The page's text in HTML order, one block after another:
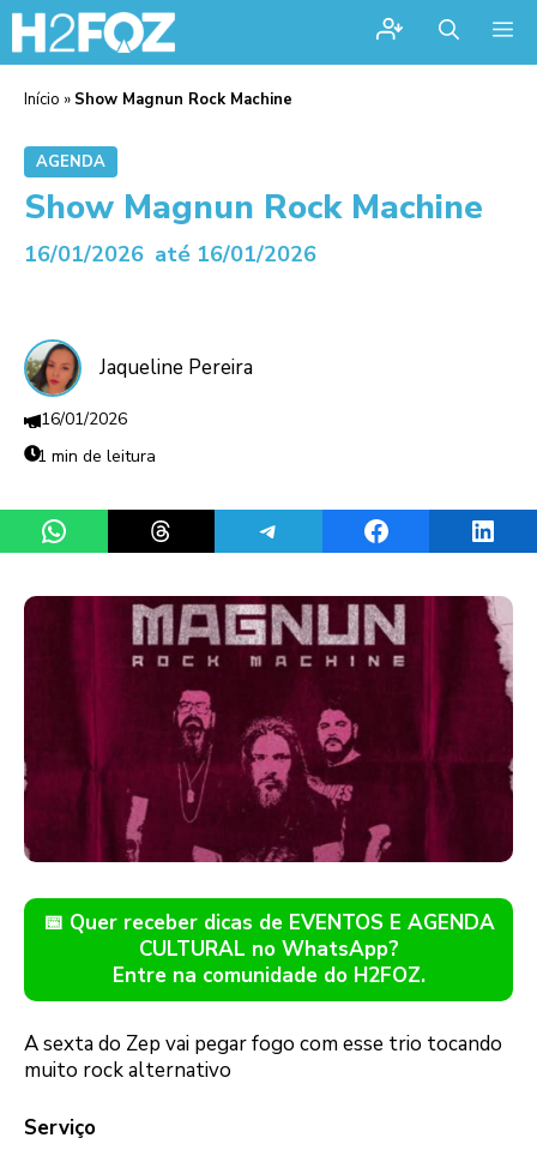
Início » Show Magnun Rock Machine
AGENDA
Show Magnun Rock Machine
16/01/2026 até 16/01/2026
Jaqueline Pereira
16/01/2026
1 min de leitura
Share on WhatsAppShare on ThreadsShare on TelegramShare on Facebook
📅 Quer receber dicas de EVENTOS E AGENDA
CULTURAL no WhatsApp?
Entre na comunidade do H2FOZ.
A sexta do Zep vai pegar fogo com esse trio tocando
muito rock alternativo
Serviço